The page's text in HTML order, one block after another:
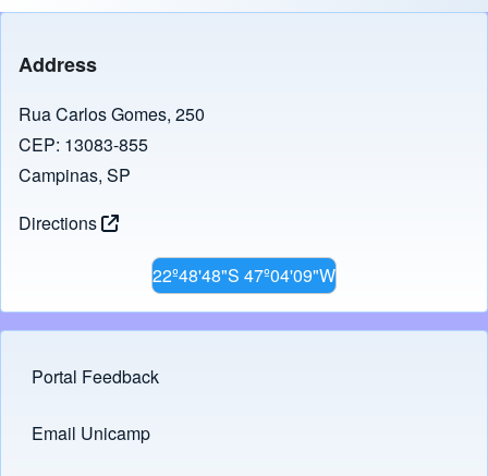
Address
Rua Carlos Gomes, 250
CEP: 13083-855
Campinas, SP
Directions
22º48'48"S 47º04'09"W
Footer menu
Portal Feedback
Links
Email Unicamp
(opens in new tab)